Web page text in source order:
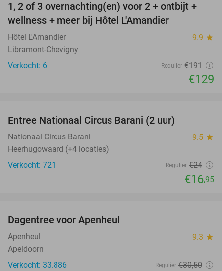
32%
TODAY
1, 2 of 3 overnachting(en) voor 2 + ontbijt +
wellness + meer bij Hôtel L'Amandier
Hôtel L'Amandier 9.9 star
Libramont-Chevigny
Verkocht: 6
Regulier €191
€129
Entree Nationaal Circus Barani (2 uur)
Nationaal Circus Barani 9.5 star
Heerhugowaard (+4 locaties)
Verkocht: 721
Regulier €24
€16,95
Dagentree voor Apenheul
Apenheul 9.3 star
Apeldoorn
Verkocht: 33.886
Regulier €30,50